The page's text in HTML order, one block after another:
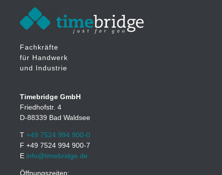
Fachkräfte
für Handwerk
und Industrie
Timebridge GmbH
Friedhofstr. 4
D-88339 Bad Waldsee
T +49 7524 994 900-0
F +49 7524 994 900-7
E info@timebridge.de
Öffnungszeiten: